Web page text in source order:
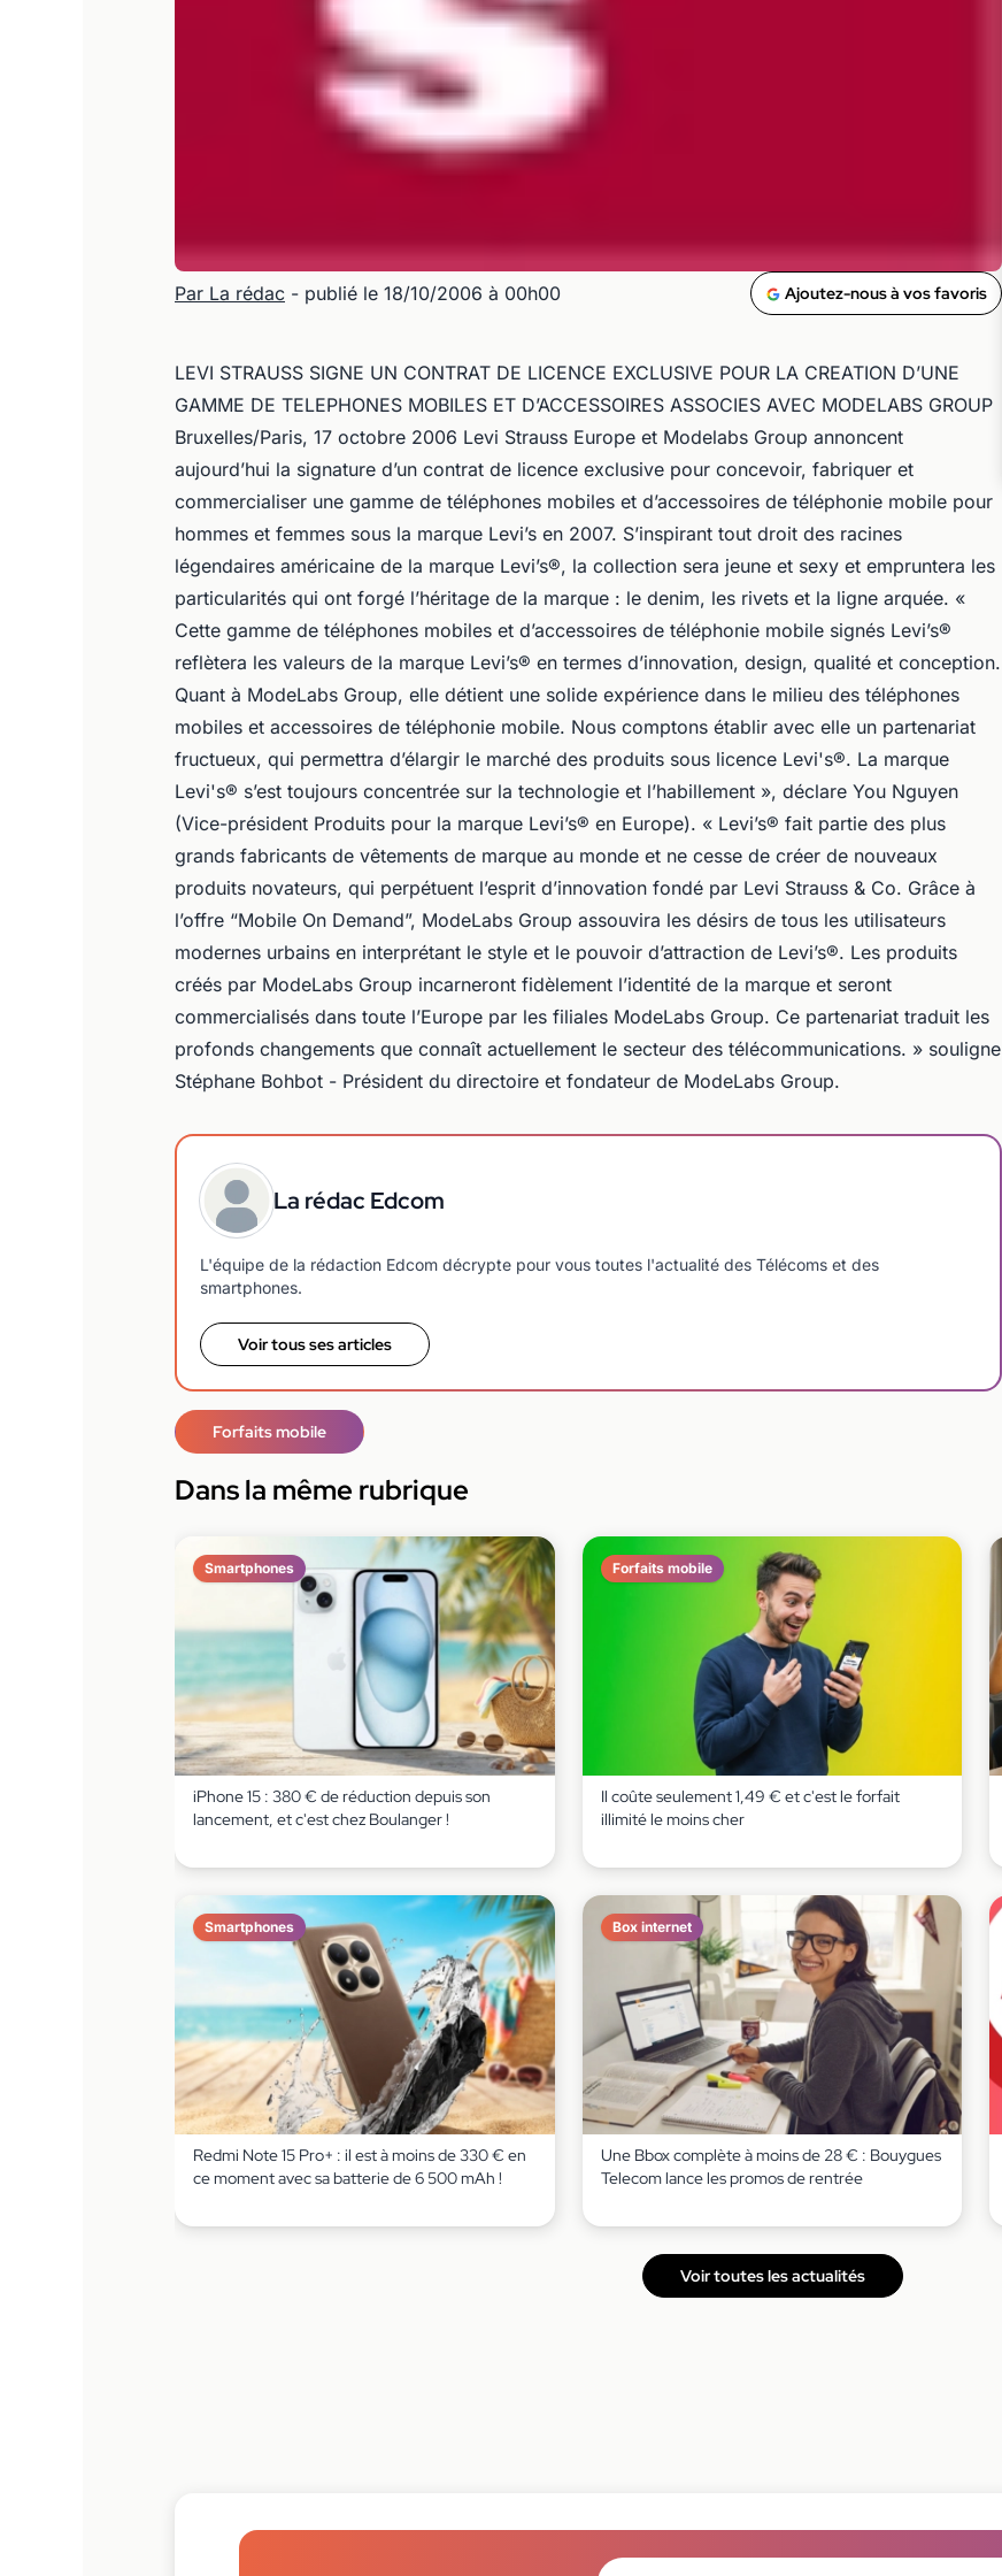
Par La rédac - publié le 18/10/2006 à 00h00 Ajoutez-nous à vos favoris
LEVI STRAUSS SIGNE UN CONTRAT DE LICENCE EXCLUSIVE POUR LA CREATION D’UNE
GAMME DE TELEPHONES MOBILES ET D’ACCESSOIRES ASSOCIES AVEC MODELABS GROUP
Bruxelles/Paris, 17 octobre 2006 Levi Strauss Europe et Modelabs Group annoncent
aujourd’hui la signature d’un contrat de licence exclusive pour concevoir, fabriquer et
commercialiser une gamme de téléphones mobiles et d’accessoires de téléphonie mobile pour
hommes et femmes sous la marque Levi’s en 2007. S’inspirant tout droit des racines
légendaires américaine de la marque Levi’s®, la collection sera jeune et sexy et empruntera les
particularités qui ont forgé l’héritage de la marque : le denim, les rivets et la ligne arquée. «
Cette gamme de téléphones mobiles et d’accessoires de téléphonie mobile signés Levi’s®
reflètera les valeurs de la marque Levi’s® en termes d’innovation, design, qualité et conception.
Quant à ModeLabs Group, elle détient une solide expérience dans le milieu des téléphones
mobiles et accessoires de téléphonie mobile. Nous comptons établir avec elle un partenariat
fructueux, qui permettra d’élargir le marché des produits sous licence Levi's®. La marque
Levi's® s’est toujours concentrée sur la technologie et l’habillement », déclare You Nguyen
(Vice-président Produits pour la marque Levi’s® en Europe). « Levi’s® fait partie des plus
grands fabricants de vêtements de marque au monde et ne cesse de créer de nouveaux
produits novateurs, qui perpétuent l’esprit d’innovation fondé par Levi Strauss & Co. Grâce à
l’offre “Mobile On Demand”, ModeLabs Group assouvira les désirs de tous les utilisateurs
modernes urbains en interprétant le style et le pouvoir d’attraction de Levi’s®. Les produits
créés par ModeLabs Group incarneront fidèlement l’identité de la marque et seront
commercialisés dans toute l’Europe par les filiales ModeLabs Group. Ce partenariat traduit les
profonds changements que connaît actuellement le secteur des télécommunications. » souligne
Stéphane Bohbot - Président du directoire et fondateur de ModeLabs Group.
La rédac Edcom
L'équipe de la rédaction Edcom décrypte pour vous toutes l'actualité des Télécoms et des
smartphones.
Voir tous ses articles
Forfaits mobile
Dans la même rubrique
Smartphones
iPhone 15 : 380 € de réduction depuis son
lancement, et c'est chez Boulanger !
Forfaits mobile
Il coûte seulement 1,49 € et c'est le forfait
illimité le moins cher
Smartphones
Redmi Note 15 Pro+ : il est à moins de 330 € en
ce moment avec sa batterie de 6 500 mAh !
Box internet
Une Bbox complète à moins de 28 € : Bouygues
Telecom lance les promos de rentrée
Voir toutes les actualités